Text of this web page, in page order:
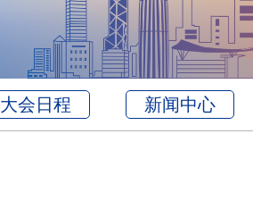
大会日程 新闻中心